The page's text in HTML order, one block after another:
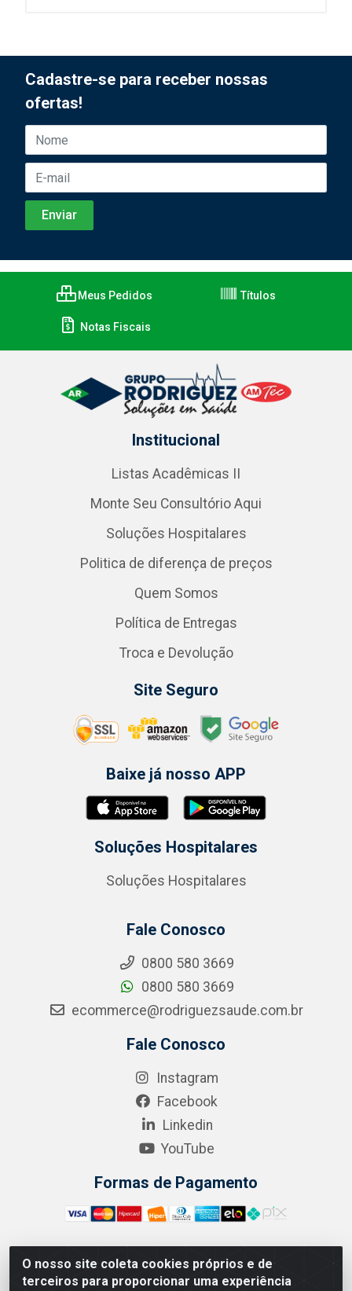
O nosso site coleta cookies próprios e de
terceiros para proporcionar uma experiência
Cadastre-se para receber nossas
ofertas!
Meus Pedidos Títulos
Notas Fiscais
Institucional
Listas Acadêmicas II
Monte Seu Consultório Aqui
Soluções Hospitalares
Politica de diferença de preços
Quem Somos
Política de Entregas
Troca e Devolução
Site Seguro
Baixe já nosso APP
Soluções Hospitalares
Soluções Hospitalares
Fale Conosco
0800 580 3669
0800 580 3669
ecommerce@rodriguezsaude.com.br
Fale Conosco
Instagram
Facebook
Linkedin
YouTube
Formas de Pagamento
A.R. RODRIGUEZ SOLUÇÕES EM SAÚDE - Endereço Av.